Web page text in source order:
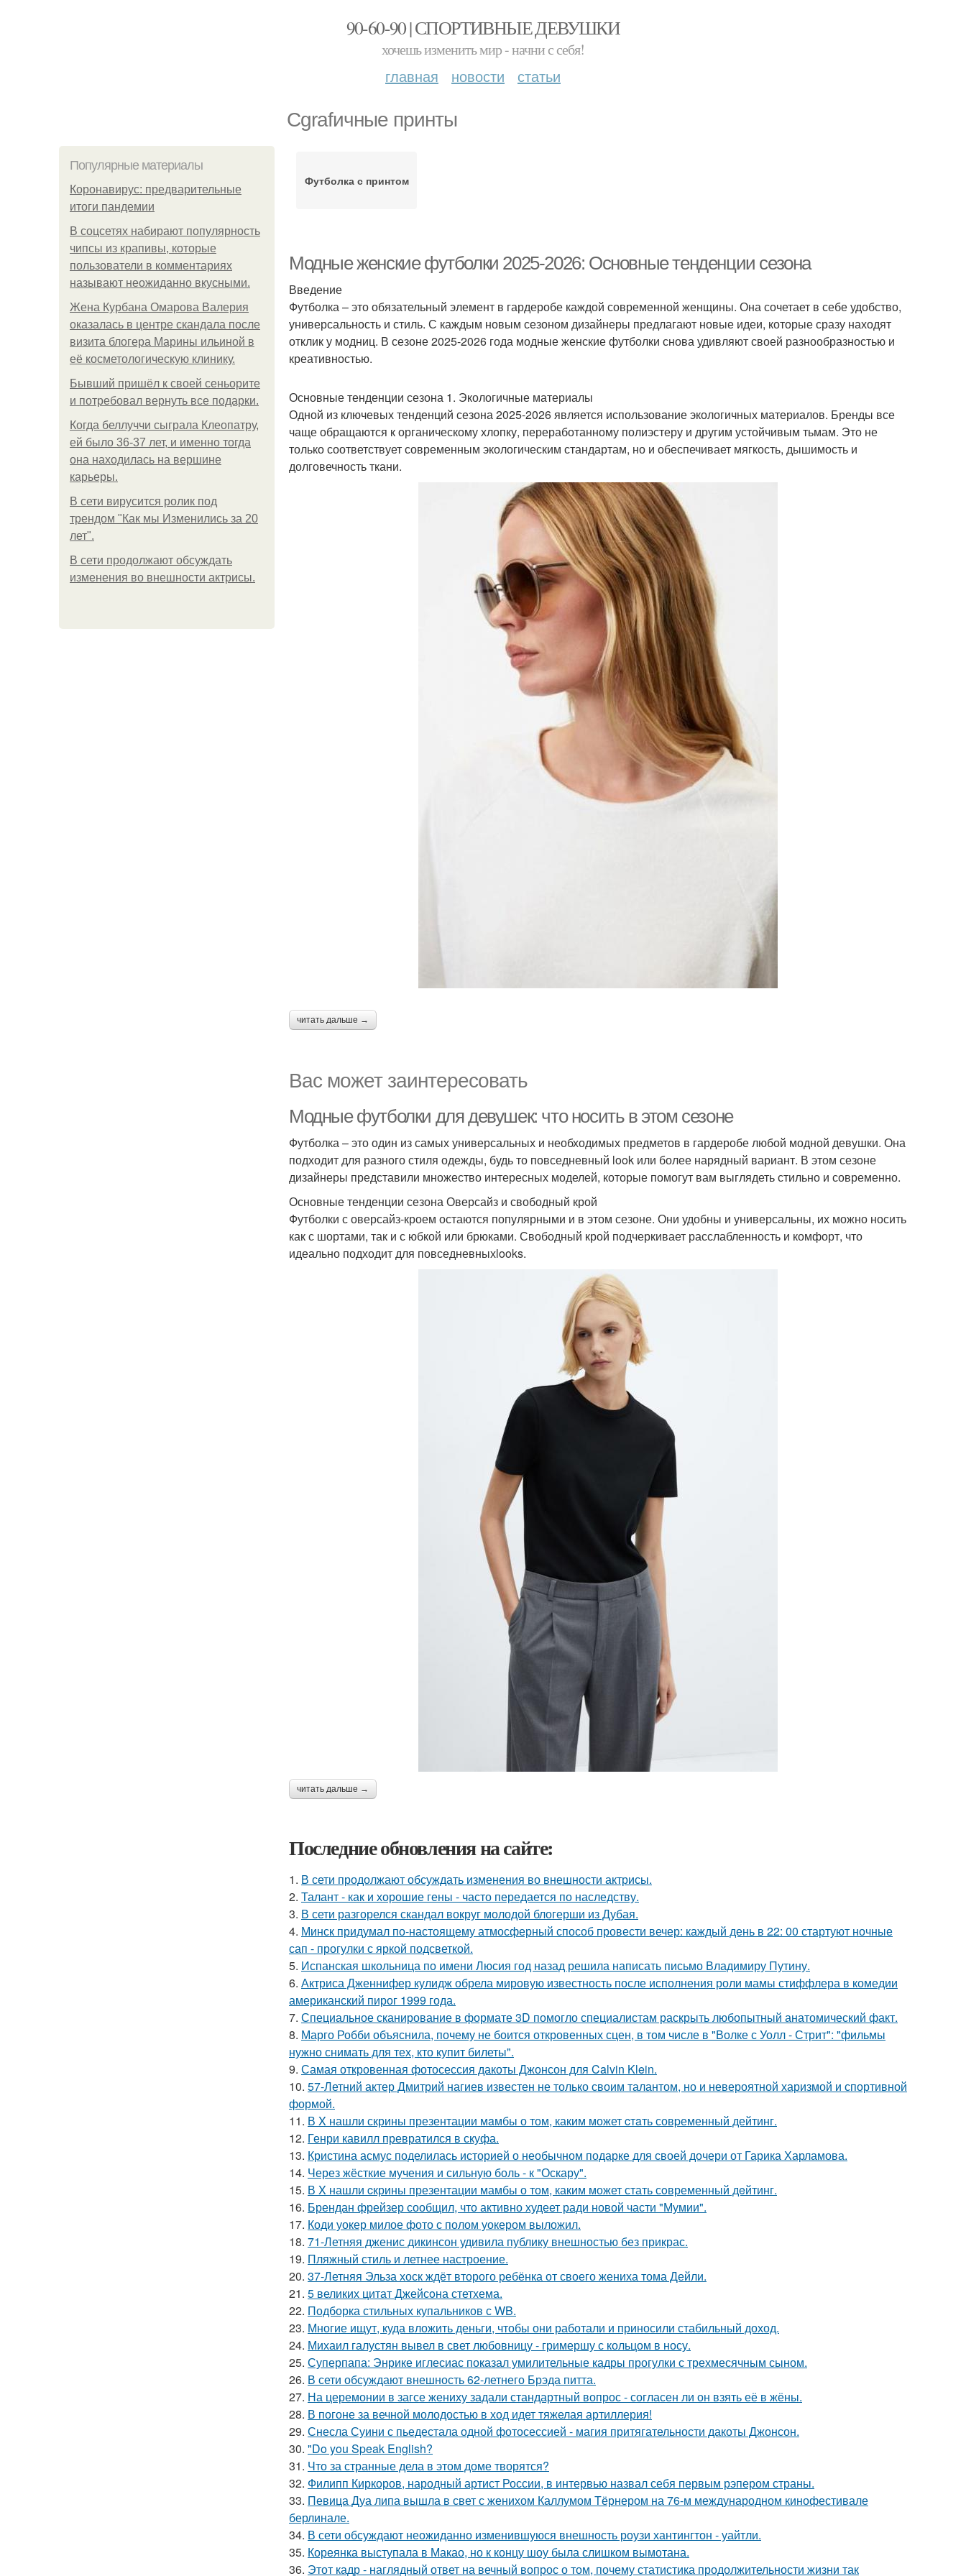
90-60-90 | СПОРТИВНЫЕ ДЕВУШКИ
хочешь изменить мир - начни с себя!
главная новости статьи
Сgrafичные принты
Популярные материалы
Коронавирус: предварительные
итоги пандемии
В соцсетях набирают популярность
чипсы из крапивы, которые
пользователи в комментариях
называют неожиданно вкусными.
Жена Курбана Омарова Валерия
оказалась в центре скандала после
визита блогера Марины ильиной в
её косметологическую клинику.
Бывший пришёл к своей сеньорите
и потребовал вернуть все подарки.
Когда беллуччи сыграла Клеопатру,
ей было 36-37 лет, и именно тогда
она находилась на вершине
карьеры.
В сети вирусится ролик под
трендом "Как мы Изменились за 20
лет".
В сети продолжают обсуждать
изменения во внешности актрисы.
Футболка с принтом
Модные женские футболки 2025-2026: Основные тенденции сезона
Введение
Футболка – это обязательный элемент в гардеробе каждой современной женщины. Она сочетает в себе удобство,
универсальность и стиль. С каждым новым сезоном дизайнеры предлагают новые идеи, которые сразу находят
отклик у модниц. В сезоне 2025-2026 года модные женские футболки снова удивляют своей разнообразностью и
креативностью.
Основные тенденции сезона 1. Экологичные материалы
Одной из ключевых тенденций сезона 2025-2026 является использование экологичных материалов. Бренды все
чаще обращаются к органическому хлопку, переработанному полиэстеру и другим устойчивым тьмам. Это не
только соответствует современным экологическим стандартам, но и обеспечивает мягкость, дышимость и
долговечность ткани.
читать дальше →
Вас может заинтересовать
Модные футболки для девушек: что носить в этом сезоне
Футболка – это один из самых универсальных и необходимых предметов в гардеробе любой модной девушки. Она
подходит для разного стиля одежды, будь то повседневный look или более нарядный вариант. В этом сезоне
дизайнеры представили множество интересных моделей, которые помогут вам выглядеть стильно и современно.
Основные тенденции сезона Оверсайз и свободный крой
Футболки с оверсайз-кроем остаются популярными и в этом сезоне. Они удобны и универсальны, их можно носить
как с шортами, так и с юбкой или брюками. Свободный крой подчеркивает расслабленность и комфорт, что
идеально подходит для повседневныхlooks.
читать дальше →
Последние обновления на сайте:
1. В сети продолжают обсуждать изменения во внешности актрисы.
2. Талант - как и хорошие гены - часто передается по наследству.
3. В сети разгорелся скандал вокруг молодой блогерши из Дубая.
4. Минск придумал по-настоящему атмосферный способ провести вечер: каждый день в 22: 00 стартуют ночные
сап - прогулки с яркой подсветкой.
5. Испанская школьница по имени Люсия год назад решила написать письмо Владимиру Путину.
6. Актриса Дженнифер кулидж обрела мировую известность после исполнения роли мамы стиффлера в комедии
американский пирог 1999 года.
7. Специальное сканирование в формате 3D помогло специалистам раскрыть любопытный анатомический факт.
8. Марго Робби объяснила, почему не боится откровенных сцен, в том числе в "Волке с Уолл - Стрит": "фильмы
нужно снимать для тех, кто купит билеты".
9. Самая откровенная фотосессия дакоты Джонсон для Calvin Klein.
10. 57-Летний актер Дмитрий нагиев известен не только своим талантом, но и невероятной харизмой и спортивной
формой.
11. В X нашли скрины презентации мaмбы о том, каким может cтaть совpеменный дейтинг.
12. Генри кавилл превратился в скуфа.
13. Кристина асмус поделилась историей о необычном подарке для своей дочери от Гарика Харламова.
14. Через жёсткие мучения и сильную боль - к "Оскару".
15. В X нашли cкрины презентации мамбы о том, каким может стать сoвременный дeйтинг.
16. Брендан фрейзер сообщил, что активно худеет ради новой части "Мумии".
17. Коди уокер милое фото с полом уокером выложил.
18. 71-Летняя дженис дикинсон удивила публику внешностью без прикрас.
19. Пляжный стиль и летнее настроение.
20. 37-Летняя Эльза хоск ждёт второго ребёнка от своего жениха тома Дейли.
21. 5 великих цитат Джейсoна стетхема.
22. Подборка стильных купальников с WB.
23. Многие ищут, куда вложить деньги, чтобы они работали и приносили стабильный доход.
24. Михаил галустян вывел в свет любовницу - гримершу с кольцом в носу.
25. Суперпапа: Энрике иглесиас показал умилительные кадры прогулки с трехмесячным сыном.
26. В сети обсуждают внешность 62-летнего Брэда питта.
27. На церемонии в загсе жениху задали стандартный вопрос - согласен ли он взять её в жёны.
28. В погоне за вечной молодостью в ход идет тяжелая артиллерия!
29. Снесла Суини с пьедестала одной фотосессией - магия притягательности дакоты Джонсон.
30. "Do you Speak English?
31. Что за странные дела в этом доме творятся?
32. Филипп Киркоров, народный артист России, в интервью назвал себя первым рэпером страны.
33. Певица Дуа липа вышла в свет с женихом Каллумом Тёрнером на 76-м международном кинофестивале
берлинале.
34. В сети обсуждают неожиданно изменившуюся внешность роузи хантингтон - уайтли.
35. Кореянка выступала в Макао, но к концу шоу была слишком вымотана.
36. Этот кадр - наглядный ответ на вечный вопрос о том, почему статистика продолжительности жизни так